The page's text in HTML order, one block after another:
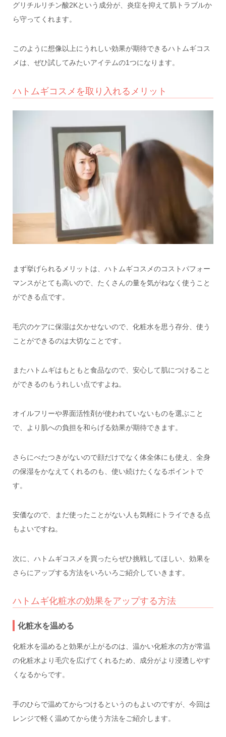
グリチルリチン酸2Kという成分が、炎症を抑えて肌トラブルか
ら守ってくれます。
このように想像以上にうれしい効果が期待できるハトムギコス
メは、ぜひ試してみたいアイテムの1つになります。
ハトムギコスメを取り入れるメリット
まず挙げられるメリットは、ハトムギコスメのコストパフォー
マンスがとても高いので、たくさんの量を気がねなく使うこと
ができる点です。
毛穴のケアに保湿は欠かせないので、化粧水を思う存分、使う
ことができるのは大切なことです。
またハトムギはもともと食品なので、安心して肌につけること
ができるのもうれしい点ですよね。
オイルフリーや界面活性剤が使われていないものを選ぶこと
で、より肌への負担を和らげる効果が期待できます。
さらにべたつきがないので顔だけでなく体全体にも使え、全身
の保湿をかなえてくれるのも、使い続けたくなるポイントで
す。
安価なので、まだ使ったことがない人も気軽にトライできる点
もよいですね。
次に、ハトムギコスメを買ったらぜひ挑戦してほしい、効果を
さらにアップする方法をいろいろご紹介していきます。
ハトムギ化粧水の効果をアップする方法
化粧水を温める
化粧水を温めると効果が上がるのは、温かい化粧水の方が常温
の化粧水より毛穴を広げてくれるため、成分がより浸透しやす
くなるからです。
手のひらで温めてからつけるというのもよいのですが、今回は
レンジで軽く温めてから使う方法をご紹介します。